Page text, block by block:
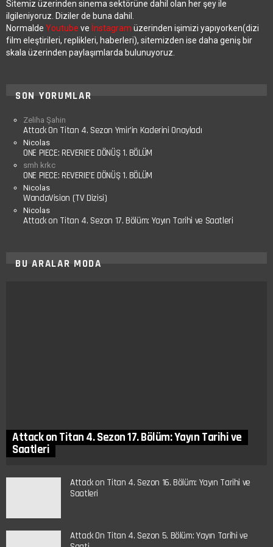
Sitemiz üzerinden sinema sektörüne dahil olan her şey ile
ilgileniyoruz. Diziler de buna dahil.
Normalde Youtube ve İnstagram üzerinden işimizi yapıyorken(dizi
film eleştirileri, replikleri, haberleri), sitemizden ise daha geniş bir
skala üzerinden paylaşımlarda bulunuyoruz.
SON YORUMLAR
Zeliha Şahin
Attack On Titan 4. Sezon Ymir’in Kaderini Onayladı
Nicolas
ONE PIECE: REVERIE’E DÖNÜŞ 1. BÖLÜM
smh krkc
ONE PIECE: REVERIE’E DÖNÜŞ 1. BÖLÜM
Nicolas
WandaVision (TV Dizisi)
Nicolas
Attack on Titan 4. Sezon 17. Bölüm: Yayın Tarihi ve Saatleri
BU ARALAR MODA
Attack on Titan 4. Sezon 17. Bölüm: Yayın Tarihi ve
Saatleri
Attack on Titan 4. Sezon 16. Bölüm: Yayın Tarihi ve
Saatleri
Attack On Titan 4. Sezon 5. Bölüm: Yayın Tarihi ve